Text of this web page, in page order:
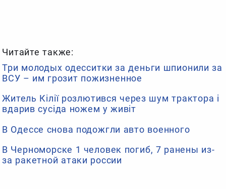
Читайте также:
Три молодых одесситки за деньги шпионили за
ВСУ – им грозит пожизненное
Житель Кілії розлютився через шум трактора і
вдарив сусіда ножем у живіт
В Одессе снова подожгли авто военного
В Черноморске 1 человек погиб, 7 ранены из-
за ракетной атаки россии